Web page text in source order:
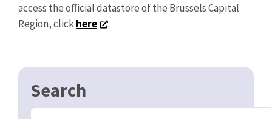
access the official datastore of the Brussels Capital
Region, clickhere .
Search